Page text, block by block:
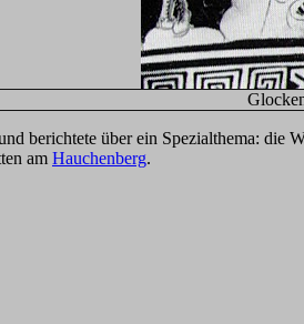
berichtete über ein Spezialthema: die
am Hauchenberg.